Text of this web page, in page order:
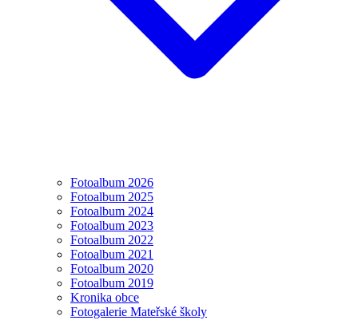
Fotoalbum 2026
Fotoalbum 2025
Fotoalbum 2024
Fotoalbum 2023
Fotoalbum 2022
Fotoalbum 2021
Fotoalbum 2020
Fotoalbum 2019
Kronika obce
Fotogalerie Mateřské školy